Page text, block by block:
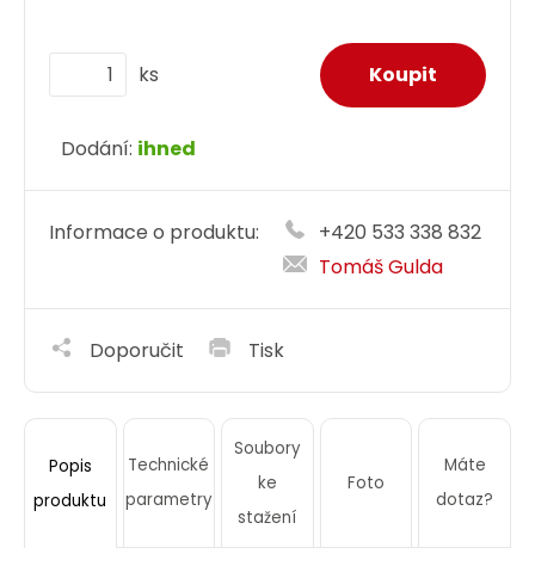
ks
Dodání: ihned
Informace o produktu:
+420 533 338 832
Tomáš Gulda
Doporučit Tisk
Popis
produktu
Technické
parametry
Soubory
ke
stažení
Foto
Máte
dotaz?